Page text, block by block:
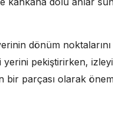
dönüm
yerini pekiştirirken,
bir parçası olarak